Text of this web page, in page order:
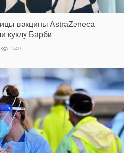
вакцины AstraZeneca
куклу Барби
549